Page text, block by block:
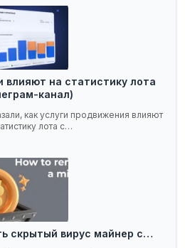
влияют на статистику лота
канал)
как услуги продвижения влияют
лота с…
скрытый вирус майнер с…